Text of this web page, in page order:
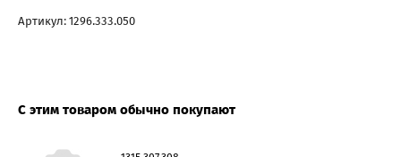
Артикул: 1296.333.050
С этим товаром обычно покупают